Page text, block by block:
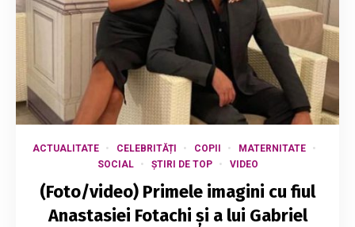
ACTUALITATE CELEBRITĂȚI COPII
MATERNITATE
SOCIAL
ȘTIRI DE TOP VIDEO
(Foto/video) Primele imagini cu fiul
Anastasiei Fotachi și a lui Gabriel